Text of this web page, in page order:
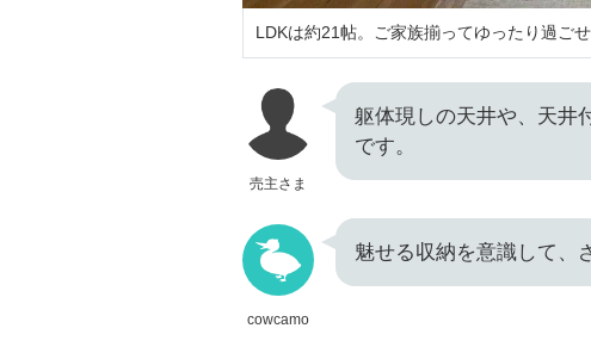
LDKは約21帖。ご家族揃ってゆったり過ごせ
売主さま
躯体現しの天井や、天井
です。
cowcamo
魅せる収納を意識して、